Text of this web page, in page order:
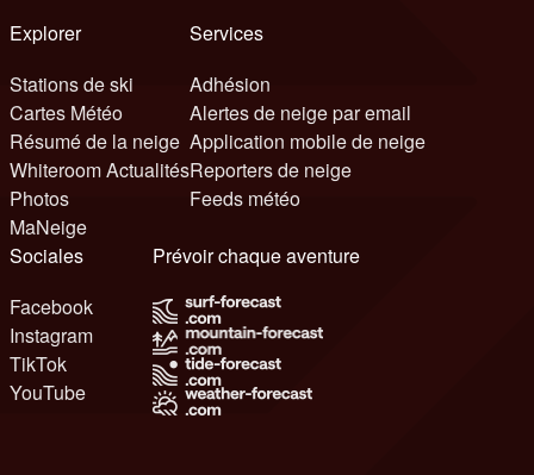
Explorer
Stations de ski
Cartes Météo
Résumé de la neige
Whiteroom Actualités
Photos
MaNeige
Services
Adhésion
Alertes de neige par email
Application mobile de neige
Reporters de neige
Feeds météo
Sociales
Facebook
Instagram
TikTok
YouTube
Prévoir chaque aventure